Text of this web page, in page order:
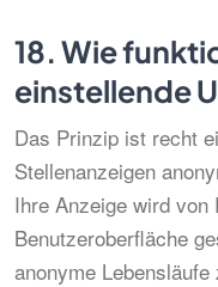
18.Wie
einstellende
Das Prinzip ist recht
Stellenanzeigen
Ihre Anzeige wird
Benutzeroberfläche
anonyme